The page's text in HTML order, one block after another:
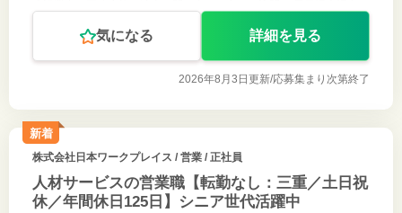
気になる 詳細を見る
2026年8月3日更新/応募集まり次第終了
新着
株式会社日本ワークプレイス / 営業 / 正社員
人材サービスの営業職【転勤なし：三重／土日祝
休／年間休日125日】シニア世代活躍中